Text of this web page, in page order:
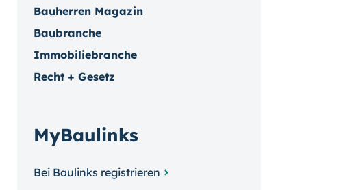
Bauherren Magazin
Baubranche
Immobiliebranche
Recht + Gesetz
MyBaulinks
Bei Baulinks registrieren